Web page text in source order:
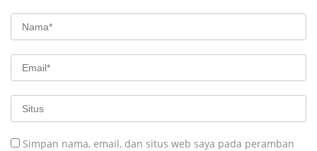
Simpan nama, email, dan situs web saya pada peramban